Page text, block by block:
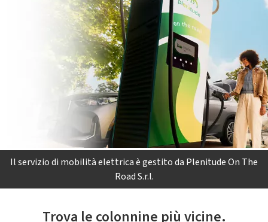
Il servizio di mobilità elettrica è gestito da Plenitude On The
Road S.r.l.
Trova le colonnine più vicine.